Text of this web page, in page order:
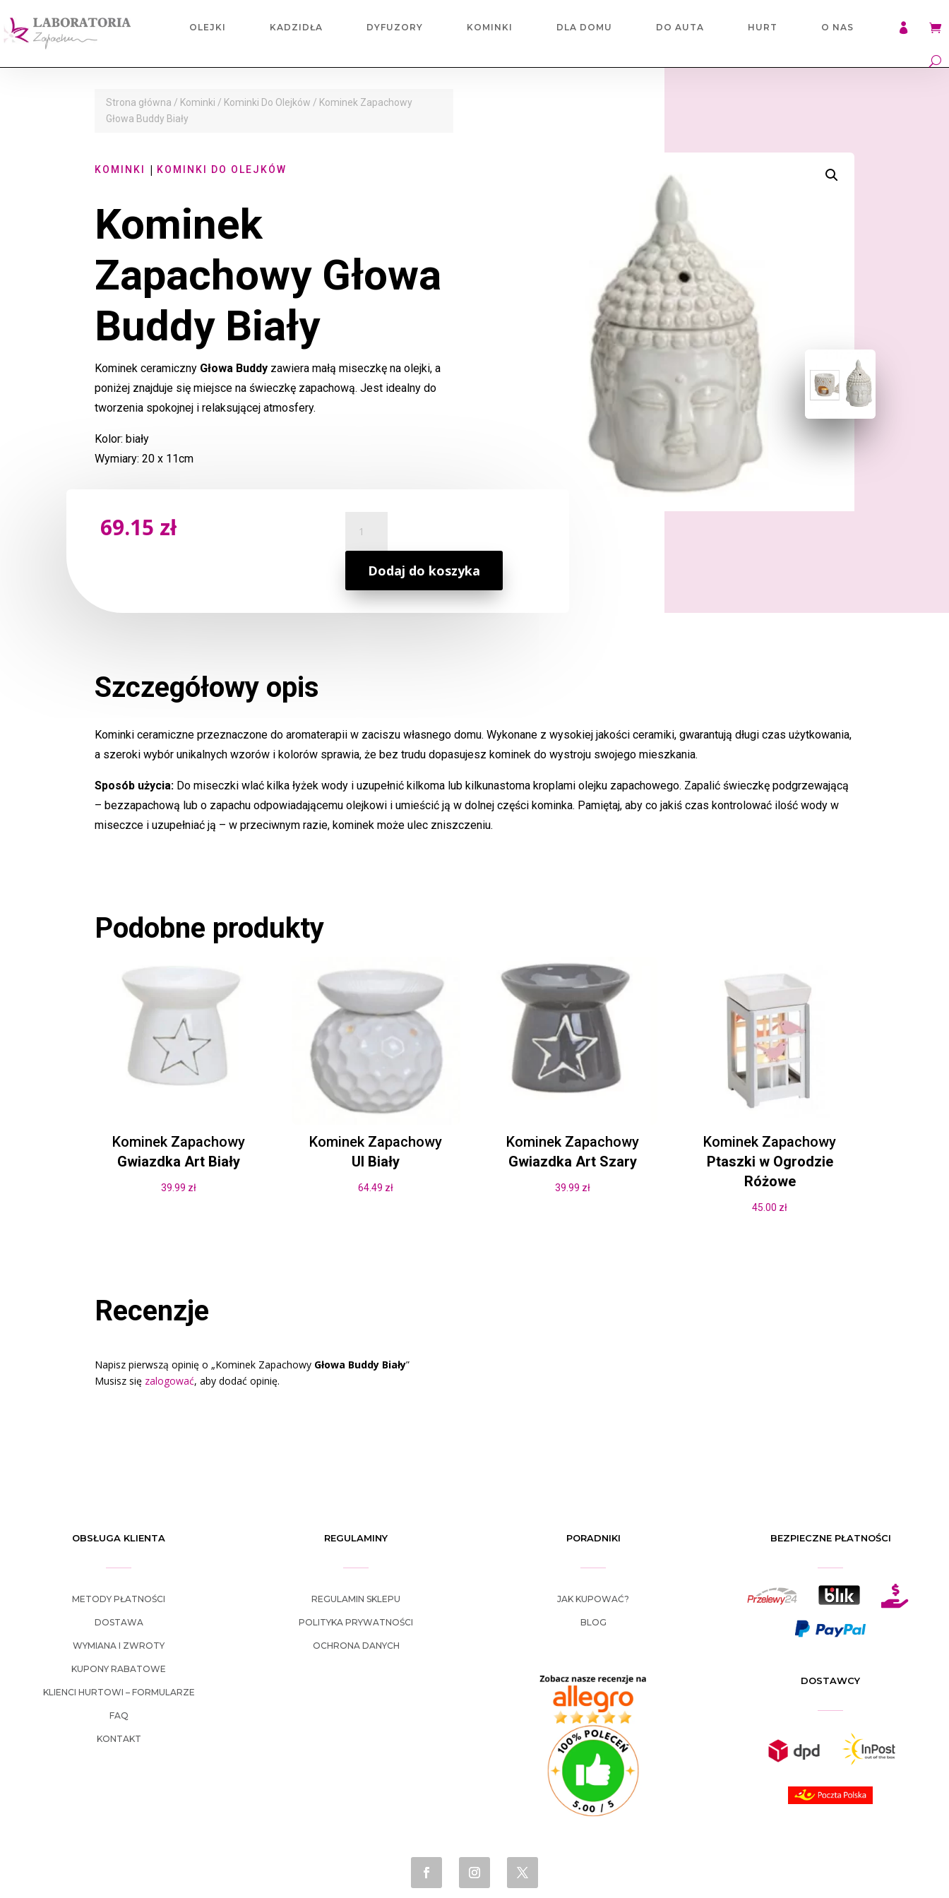
OLEJKI KADZIDŁA DYFUZORY KOMINKI DLA DOMU DO AUTA HURT O NAS 
Strona główna / Kominki / Kominki Do Olejków / Kominek Zapachowy
Głowa Buddy Biały
KOMINKI | KOMINKI DO OLEJKÓW
Kominek
Zapachowy Głowa
Buddy Biały
Kominek ceramiczny Głowa Buddy zawiera małą miseczkę na olejki, a
poniżej znajduje się miejsce na świeczkę zapachową. Jest idealny do
tworzenia spokojnej i relaksującej atmosfery.
Kolor: biały
Wymiary: 20 x 11cm
69.15 zł
Kominek
Zapachowy
Głowa
Biały
Dodaj do koszyka
Szczegółowy opis
Kominki ceramiczne przeznaczone do aromaterapii w zaciszu własnego domu. Wykonane z wysokiej jakości ceramiki, gwarantują długi czas użytkowania,
a szeroki wybór unikalnych wzorów i kolorów sprawia, że bez trudu dopasujesz kominek do wystroju swojego mieszkania.
Sposób użycia: Do miseczki wlać kilka łyżek wody i uzupełnić kilkoma lub kilkunastoma kroplami olejku zapachowego. Zapalić świeczkę podgrzewającą
– bezzapachową lub o zapachu odpowiadającemu olejkowi i umieścić ją w dolnej części kominka. Pamiętaj, aby co jakiś czas kontrolować ilość wody w
miseczce i uzupełniać ją – w przeciwnym razie, kominek może ulec zniszczeniu.
Podobne produkty
Kominek Zapachowy
Gwiazdka Art Biały
39.99 zł
Kominek Zapachowy
Ul Biały
64.49 zł
Kominek Zapachowy
Gwiazdka Art Szary
39.99 zł
Kominek Zapachowy
Ptaszki w Ogrodzie
Różowe
45.00 zł
Recenzje
Napisz pierwszą opinię o „Kominek Zapachowy Głowa Buddy Biały”
Musisz się zalogować, aby dodać opinię.
OBSŁUGA KLIENTA
METODY PŁATNOŚCI
DOSTAWA
WYMIANA I ZWROTY
KUPONY RABATOWE
KLIENCI HURTOWI – FORMULARZE
FAQ
KONTAKT
REGULAMINY
REGULAMIN SKLEPU
POLITYKA PRYWATNOŚCI
OCHRONA DANYCH
PORADNIKI
JAK KUPOWAĆ?
BLOG
BEZPIECZNE PŁATNOŚCI

DOSTAWCY